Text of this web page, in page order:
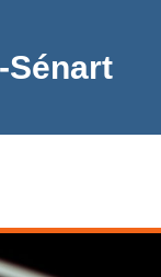
Sénart